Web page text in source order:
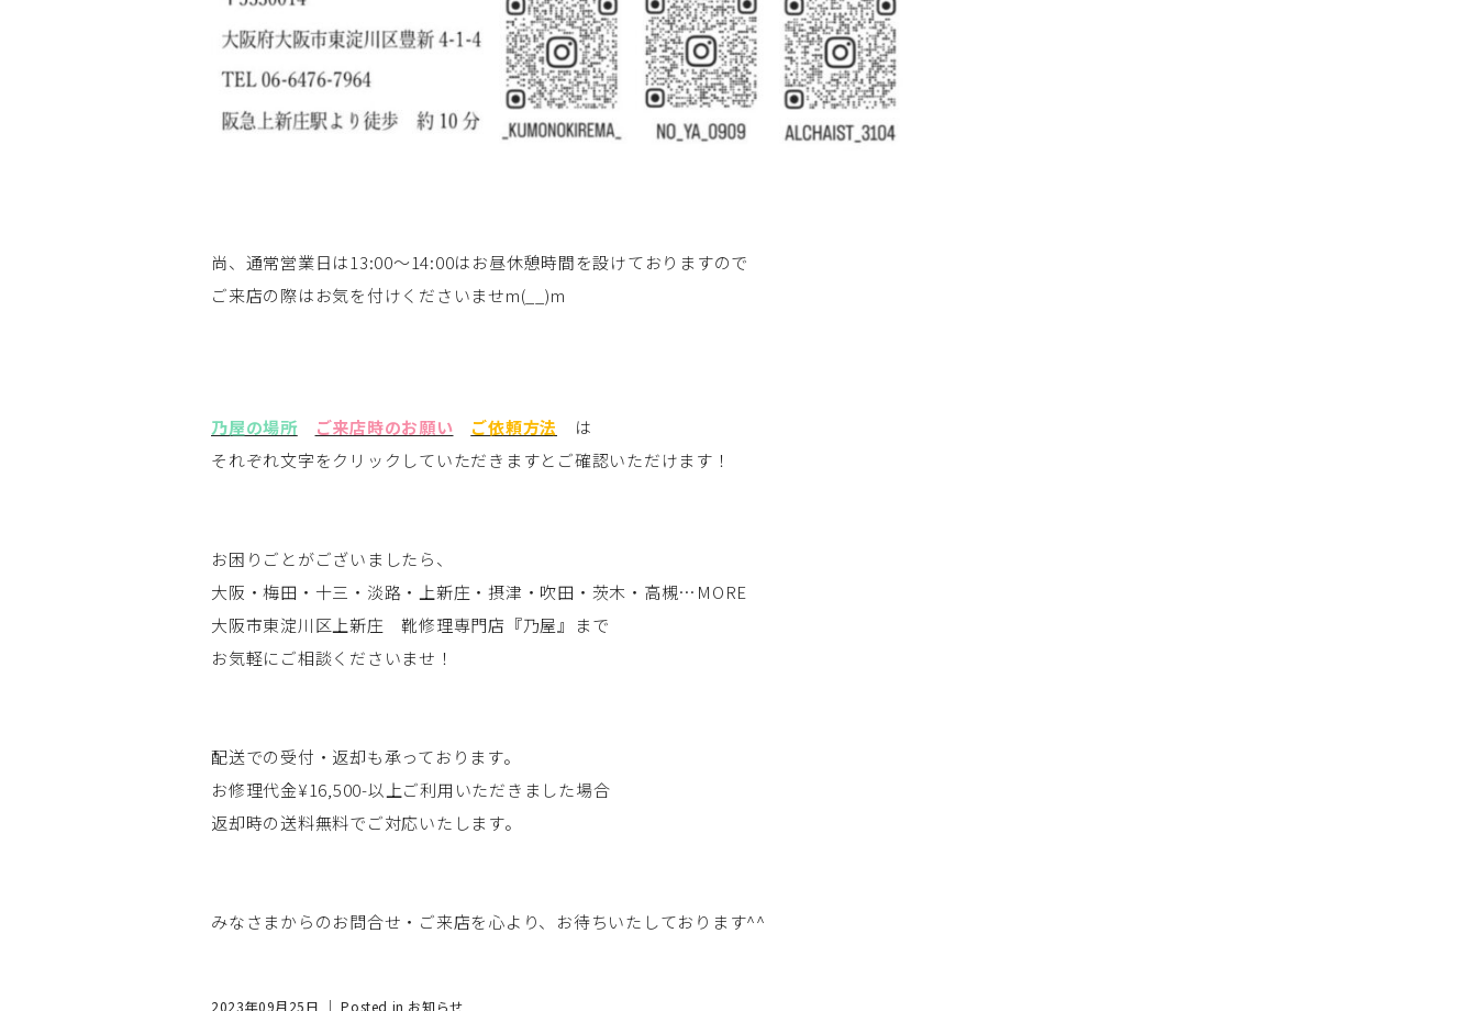
尚、通常営業日は13:00～14:00はお昼休憩時間を設けておりますので
ご来店の際はお気を付けくださいませm(__)m
乃屋の場所 ご来店時のお願い ご依頼方法 は
それぞれ文字をクリックしていただきますとご確認いただけます！
お困りごとがございましたら、
大阪・梅田・十三・淡路・上新庄・摂津・吹田・茨木・高槻…MORE
大阪市東淀川区上新庄 靴修理専門店『乃屋』まで
お気軽にご相談くださいませ！
配送での受付・返却も承っております。
お修理代金¥16,500-以上ご利用いただきました場合
返却時の送料無料でご対応いたします。
みなさまからのお問合せ・ご来店を心より、お待ちいたしております^^
2023年09月25日 ｜ Posted in お知らせ